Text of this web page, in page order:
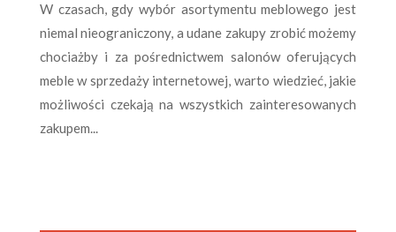
W czasach, gdy wybór asortymentu meblowego jest
niemal nieograniczony, a udane zakupy zrobić możemy
chociażby i za pośrednictwem salonów oferujących
meble w sprzedaży internetowej, warto wiedzieć, jakie
możliwości czekają na wszystkich zainteresowanych
zakupem...